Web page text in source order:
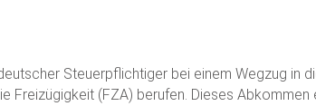
Steuerpflichtiger bei einem Wegzug
Freizügigkeit (FZA) berufen. Dieses